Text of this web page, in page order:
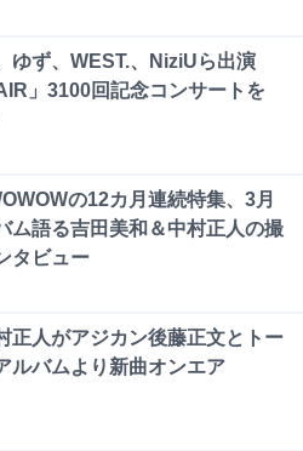
ゆず、WEST.、NiziUら出演
」3100回記念コンサートを
の12カ月連続特集、3月
ム語る吉田美和＆中村正人の撮
タビュー
正人がアジカン後藤正文とトー
ルバムより新曲オンエア